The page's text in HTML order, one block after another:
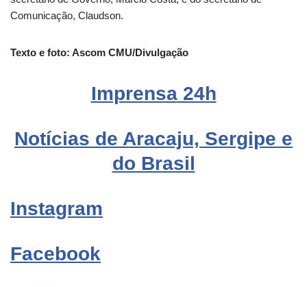
Comunicação, Claudson.
Texto e foto: Ascom CMU/Divulgação
Imprensa24h
Notícias de Aracaju, Sergipe e
do Brasil
Instagram
Facebook